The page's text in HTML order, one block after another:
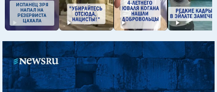
ИСПАНЕЦ ЗРЯ
НАПАЛ НА
РЕЗЕРВИСТА
ЦАХАЛА